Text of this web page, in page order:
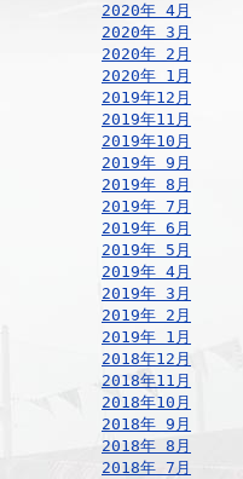
2020年 4月
2020年 3月
2020年 2月
2020年 1月
2019年12月
2019年11月
2019年10月
2019年 9月
2019年 8月
2019年 7月
2019年 6月
2019年 5月
2019年 4月
2019年 3月
2019年 2月
2019年 1月
2018年12月
2018年11月
2018年10月
2018年 9月
2018年 8月
2018年 7月